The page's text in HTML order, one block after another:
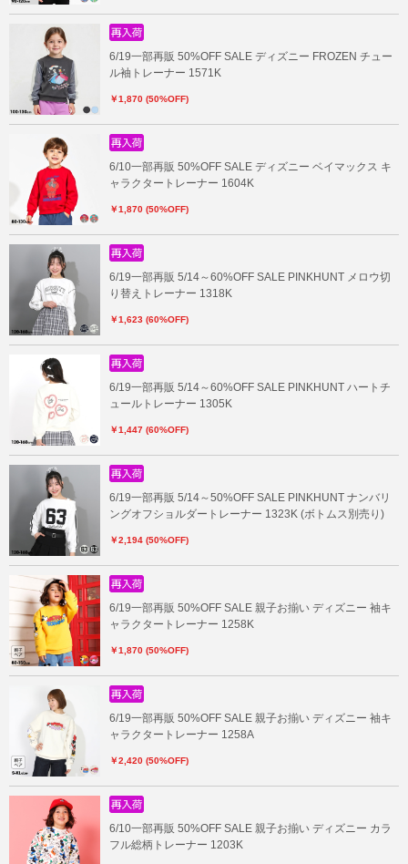
6/19一部再販 50%OFF SALE ディズニー FROZEN チュー
ル袖トレーナー 1571K
￥1,870 (50%OFF)
6/10一部再販 50%OFF SALE ディズニー ベイマックス キ
ャラクタートレーナー 1604K
￥1,870 (50%OFF)
6/19一部再販 5/14～60%OFF SALE PINKHUNT メロウ切
り替えトレーナー 1318K
￥1,623 (60%OFF)
6/19一部再販 5/14～60%OFF SALE PINKHUNT ハートチ
ュールトレーナー 1305K
￥1,447 (60%OFF)
6/19一部再販 5/14～50%OFF SALE PINKHUNT ナンバリ
ングオフショルダートレーナー 1323K (ボトムス別売り)
￥2,194 (50%OFF)
6/19一部再販 50%OFF SALE 親子お揃い ディズニー 袖キ
ャラクタートレーナー 1258K
￥1,870 (50%OFF)
6/19一部再販 50%OFF SALE 親子お揃い ディズニー 袖キ
ャラクタートレーナー 1258A
￥2,420 (50%OFF)
6/10一部再販 50%OFF SALE 親子お揃い ディズニー カラ
フル総柄トレーナー 1203K